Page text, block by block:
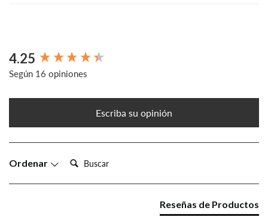
4.25
Según 16 opiniones
Escriba su opinión
Ordenar Busca:
Reseñas de Productos
New content loaded